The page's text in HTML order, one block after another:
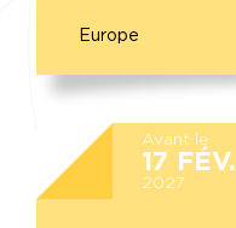
Europe
Avant le
17 FÉV.
2027